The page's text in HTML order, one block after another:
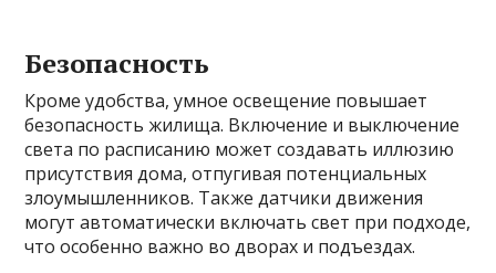
Безопасность
Кроме удобства, умное освещение повышает
безопасность жилища. Включение и выключение
света по расписанию может создавать иллюзию
присутствия дома, отпугивая потенциальных
злоумышленников. Также датчики движения
могут автоматически включать свет при подходе,
что особенно важно во дворах и подъездах.